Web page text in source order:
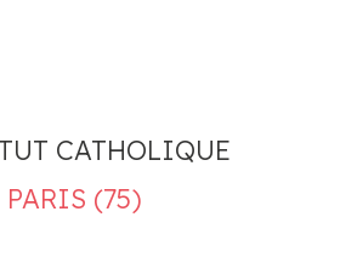
CATHOLIQUE
PARIS (75)